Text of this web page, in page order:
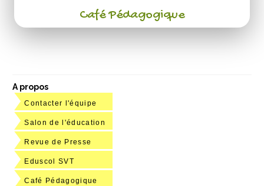
Café Pédagogique
A propos
Contacter l'équipe
Salon de l'éducation
Revue de Presse
Eduscol SVT
Café Pédagogique